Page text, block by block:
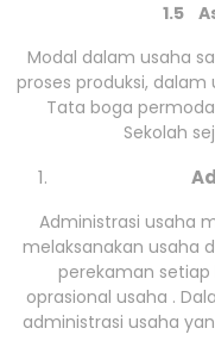
1.5
Modal dalam usaha
proses produksi,
Tata boga
Sekolah
Administrasi usaha
melaksanakan usaha
perekaman
oprasional usaha .
administrasi usaha